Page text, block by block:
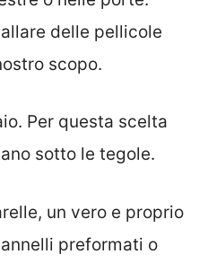
delle pellicole
scopo.
Per questa scelta
sotto le tegole.
un vero e proprio
preformati o